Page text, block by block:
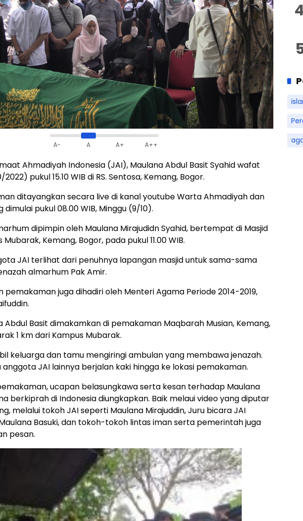
A- A A+ A++
Ahmadiyah Indonesia (JAI), Maulana Abdul Basit Syahid wafat
pukul 15.10 WIB di RS. Sentosa, Kemang, Bogor.
ditayangkan secara live di kanal youtube Warta Ahmadiyah dan
dimulai pukul 08.00 WIB, Minggu (9/10).
dipimpin oleh Maulana Mirajudidn Syahid, bertempat di Masjid
Kemang, Bogor, pada pukul 11.00 WIB.
JAI terlihat dari penuhnya lapangan masjid untuk sama-sama
almarhum Pak Amir.
pemakaman juga dihadiri oleh Menteri Agama Periode 2014-2019,
Abdul Basit dimakamkan di pemakaman Maqbarah Musian, Kemang,
1 km dari Kampus Mubarak.
keluarga dan tamu mengiringi ambulan yang membawa jenazah.
JAI lainnya berjalan kaki hingga ke lokasi pemakaman.
ucapan belasungkawa serta kesan terhadap Maulana
berkiprah di Indonesia diungkapkan. Baik melaui video yang diputar
melalui tokoh JAI seperti Maulana Mirajuddin, Juru bicara JAI
Basuki, dan tokoh-tokoh lintas iman serta pemerintah juga
pesan.